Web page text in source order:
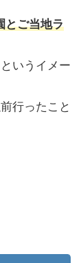
とご当地ラ
いうイメー
行ったこと